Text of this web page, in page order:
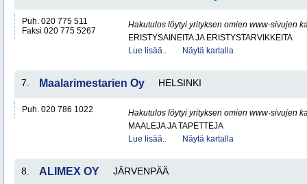
Puh. 020 775 511
Faksi 020 775 5267
Hakutulos löytyi yrityksen omien www-sivujen
ERISTYSAINEITA JA ERISTYSTARVIKKEITA
Lue lisää..
Näytä kartalla
7. Maalarimestarien Oy HELSINKI
Puh. 020 786 1022
Hakutulos löytyi yrityksen omien www-sivujen
MAALEJA JA TAPETTEJA
Lue lisää..
Näytä kartalla
8. ALIMEX OY JÄRVENPÄÄ